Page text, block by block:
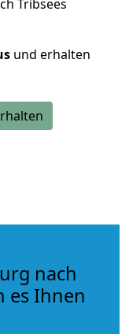
Tribsees
und erhalten
nach
es Ihnen